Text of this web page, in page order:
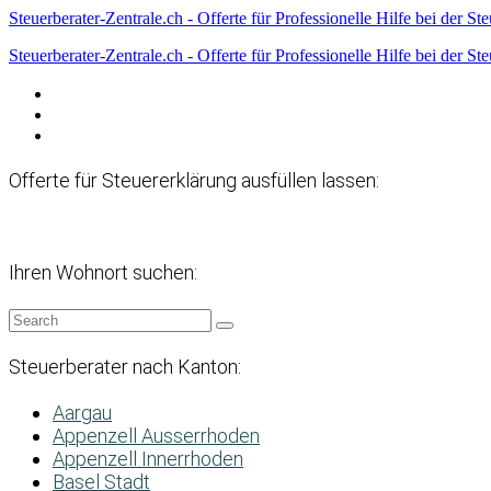
Steuerberater-Zentrale.ch - Offerte für Professionelle Hilfe bei der
Steuerberater-Zentrale.ch - Offerte für Professionelle Hilfe bei der
Offerte für Steuererklärung ausfüllen lassen:
Ihren Wohnort suchen:
Steuerberater nach Kanton:
Aargau
Appenzell Ausserrhoden
Appenzell Innerrhoden
Basel Stadt